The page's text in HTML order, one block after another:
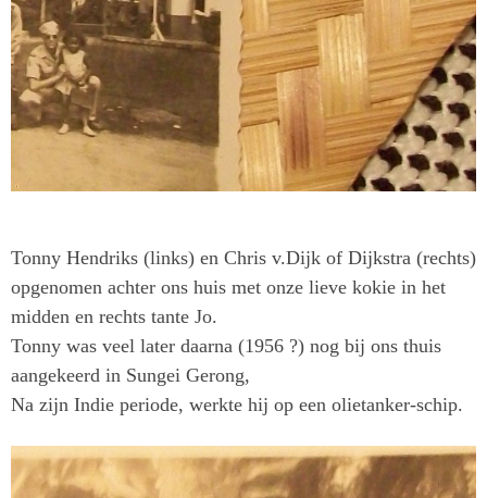
Tonny Hendriks (links) en Chris v.Dijk of Dijkstra (rechts)
opgenomen achter ons huis met onze lieve kokie in het
midden en rechts tante Jo.
Tonny was veel later daarna (1956 ?) nog bij ons thuis
aangekeerd in Sungei Gerong,
Na zijn Indie periode, werkte hij op een olietanker-schip.